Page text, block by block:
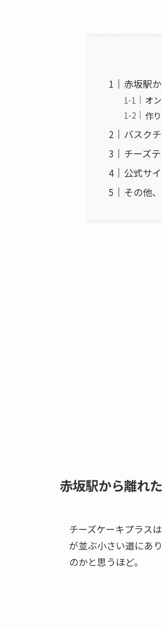
赤坂駅
オ
作
バスク
チーズ
公式サ
その他
赤坂駅から離れ
チーズケーキプラス
が並ぶ小さい道にあ
のかと思うほど。